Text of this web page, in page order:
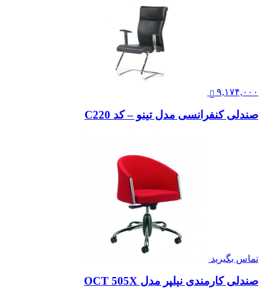
۹,۱۷۴,۰۰۰
صندلی کنفرانسی مدل تینو – کد C220
تماس بگیرید
صندلی کارمندی نیلپر مدل OCT 505X